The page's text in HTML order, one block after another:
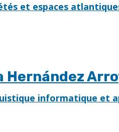
et espaces
Hernández
informatique et